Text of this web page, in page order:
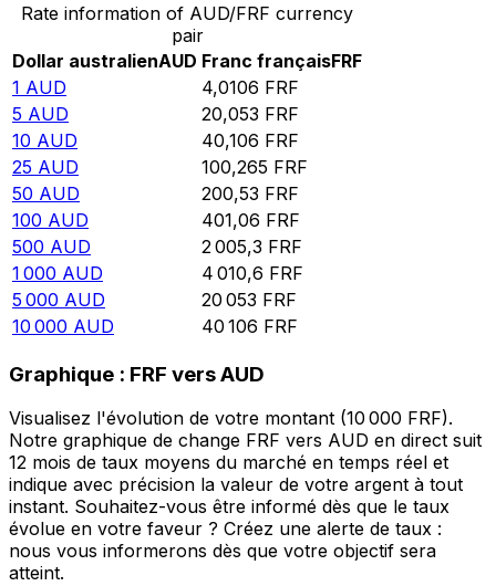
Rate information of AUD/FRF currency
pair
Dollar australienAUD Franc françaisFRF
1 AUD 4,0106 FRF
5 AUD 20,053 FRF
10 AUD 40,106 FRF
25 AUD 100,265 FRF
50 AUD 200,53 FRF
100 AUD 401,06 FRF
500 AUD 2 005,3 FRF
1 000 AUD 4 010,6 FRF
5 000 AUD 20 053 FRF
10 000 AUD 40 106 FRF
Graphique : FRF vers AUD
Visualisez l'évolution de votre montant (10 000 FRF).
Notre graphique de change FRF vers AUD en direct suit
12 mois de taux moyens du marché en temps réel et
indique avec précision la valeur de votre argent à tout
instant. Souhaitez-vous être informé dès que le taux
évolue en votre faveur ? Créez une alerte de taux :
nous vous informerons dès que votre objectif sera
atteint.